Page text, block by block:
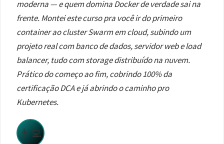
moderna — e quem domina Docker de verdade sai na
frente. Montei este curso pra você ir do primeiro
container ao cluster Swarm em cloud, subindo um
projeto real com banco de dados, servidor web e load
balancer, tudo com storage distribuído na nuvem.
Prático do começo ao fim, cobrindo 100% da
certificação DCA e já abrindo o caminho pro
Kubernetes.
👨‍💻